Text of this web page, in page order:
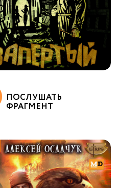
ПОСЛУШАТЬ
ФРАГМЕНТ